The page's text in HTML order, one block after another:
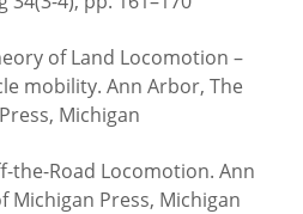
of Land Locomotion –
mobility. Ann Arbor, The
Michigan
the-Road Locomotion. Ann
Michigan Press, Michigan